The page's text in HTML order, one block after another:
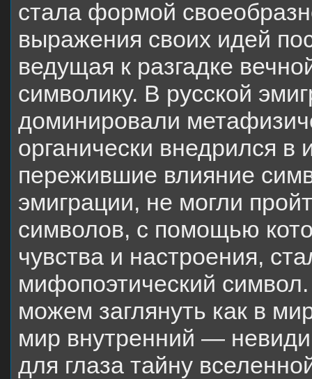
стала формой
выражения своих идей
ведущая к разгадке
символику. В русской
доминировали
органически внедрился в
пережившие влияние
эмиграции, не могли
символов, с помощью
чувства и настроения,
мифопоэтический
можем заглянуть как в
мир внутренний —
для глаза тайну